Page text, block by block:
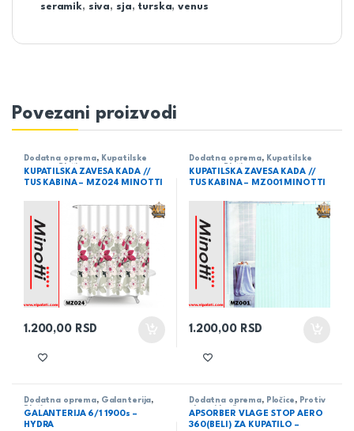
seramik, siva, sja, turska,venus
Povezani proizvodi
Dodatna oprema, Kupatilske
zavese, Pločice
KUPATILSKA ZAVESA KADA //
TUS KABINA – MZ024 MINOTTI
1.200,00 RSD
Dodatna oprema, Kupatilske
zavese, Pločice
KUPATILSKA ZAVESA KADA //
TUS KABINA – MZ001 MINOTTI
1.200,00 RSD
Dodatna oprema, Galanterija,
Pločice
GALANTERIJA 6/1 1900s –
HYDRA
Dodatna oprema, Pločice , Protiv
vlage i buđi
APSORBER VLAGE STOP AERO
360(BELI) ZA KUPATILO –